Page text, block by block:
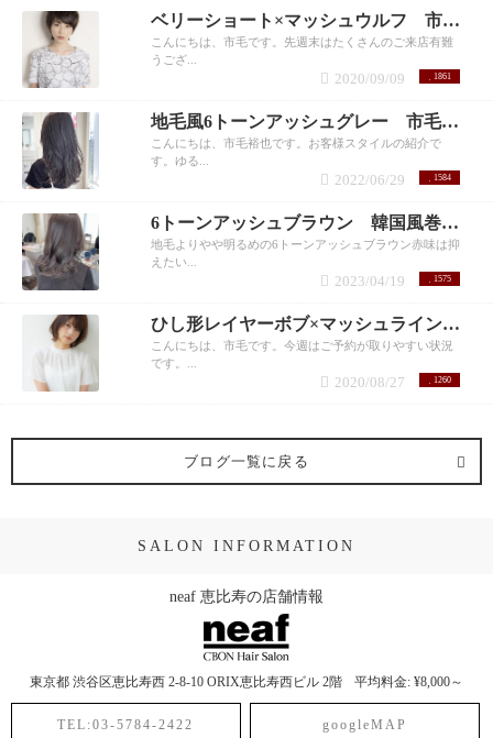
ベリーショート×マッシュウルフ 市毛裕也
こんにちは、市毛です。先週末はたくさんのご来店有難
うござ...
1861
2020/09/09
地毛風6トーンアッシュグレー 市毛裕也
こんにちは、市毛裕也です。お客様スタイルの紹介で
す。ゆる...
1584
2022/06/29
6トーンアッシュブラウン 韓国風巻き髪 市毛
地毛よりやや明るめの6トーンアッシュブラウン赤味は抑
えたい...
1575
2023/04/19
ひし形レイヤーボブ×マッシュライン 市毛裕也
こんにちは、市毛です。今週はご予約が取りやすい状況
です。...
1260
2020/08/27
ブログ一覧に戻る
SALON INFORMATION
neaf 恵比寿の店舗情報
東京都 渋谷区恵比寿西 2-8-10 ORIX恵比寿西ビル 2階 平均料金: ¥8,000～
TEL:03-5784-2422 googleMAP